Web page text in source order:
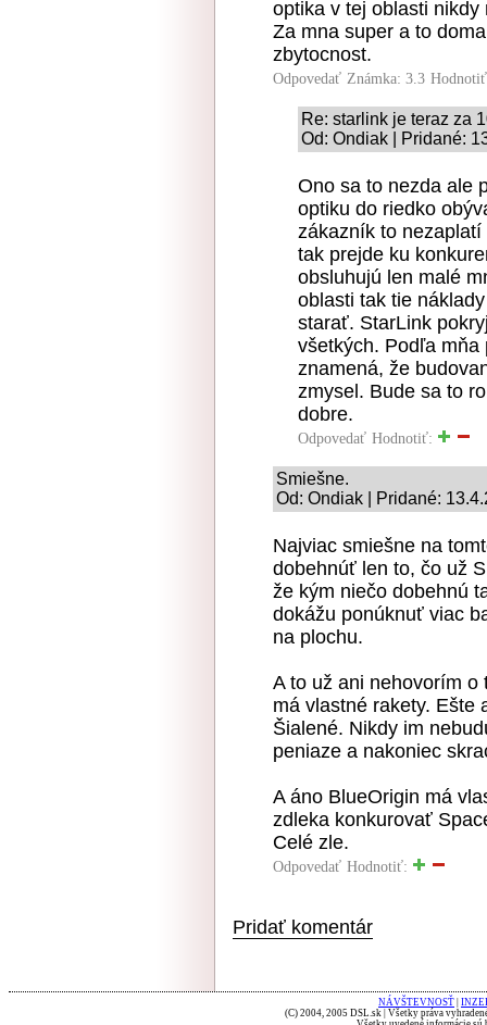
optika v tej oblasti
Za mna super a to
zbytocnost.
Odpovedať Známka: 3.3
Re: starlink je teraz za
Od: Ondiak | Pridané:
Ono sa to nezda ale
optiku do riedko
zákazník to
tak prejde ku
obsluhujú len malé
oblasti tak tie
starať. StarLink
všetkých. Podľa mňa
znamená, že
zmysel. Bude sa to
dobre.
Odpovedať Hodnotiť:
Smiešne.
Od: Ondiak | Pridané:
Najviac smiešne na
dobehnúť len to, čo už
že kým niečo dobehnú
dokážu ponúknuť viac
na plochu.
A to už ani nehovorím o
má vlastné rakety. Ešte
Šialené. Nikdy im
peniaze a nakoniec
A áno BlueOrigin má
zdleka konkurovať
Celé zle.
Odpovedať Hodnotiť:
Pridať komentár
NÁVŠTEVNOSŤ
(C) 2004, 2005 DSL.sk | Všetky práva